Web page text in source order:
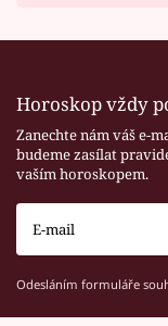
Horoskop vždy
Zanechte nám váš e-
budeme zasílat
vaším horoskopem.
Odesláním formuláře